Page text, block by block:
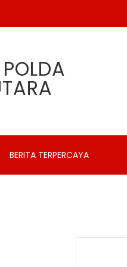
BERITA TERPERCAYA